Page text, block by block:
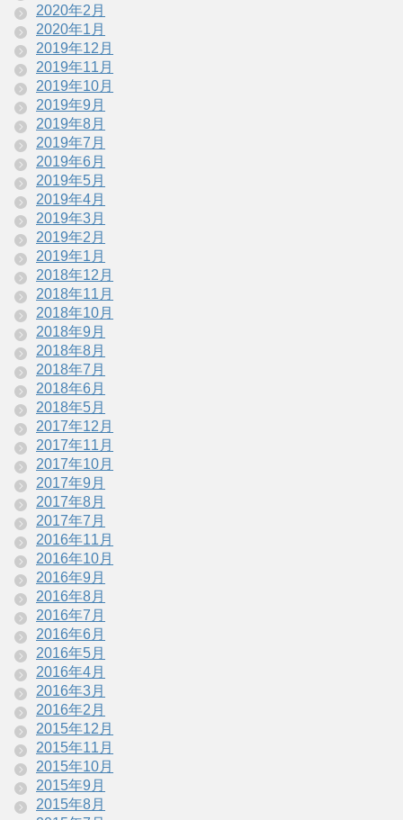
2020年2月
2020年1月
2019年12月
2019年11月
2019年10月
2019年9月
2019年8月
2019年7月
2019年6月
2019年5月
2019年4月
2019年3月
2019年2月
2019年1月
2018年12月
2018年11月
2018年10月
2018年9月
2018年8月
2018年7月
2018年6月
2018年5月
2017年12月
2017年11月
2017年10月
2017年9月
2017年8月
2017年7月
2016年11月
2016年10月
2016年9月
2016年8月
2016年7月
2016年6月
2016年5月
2016年4月
2016年3月
2016年2月
2015年12月
2015年11月
2015年10月
2015年9月
2015年8月